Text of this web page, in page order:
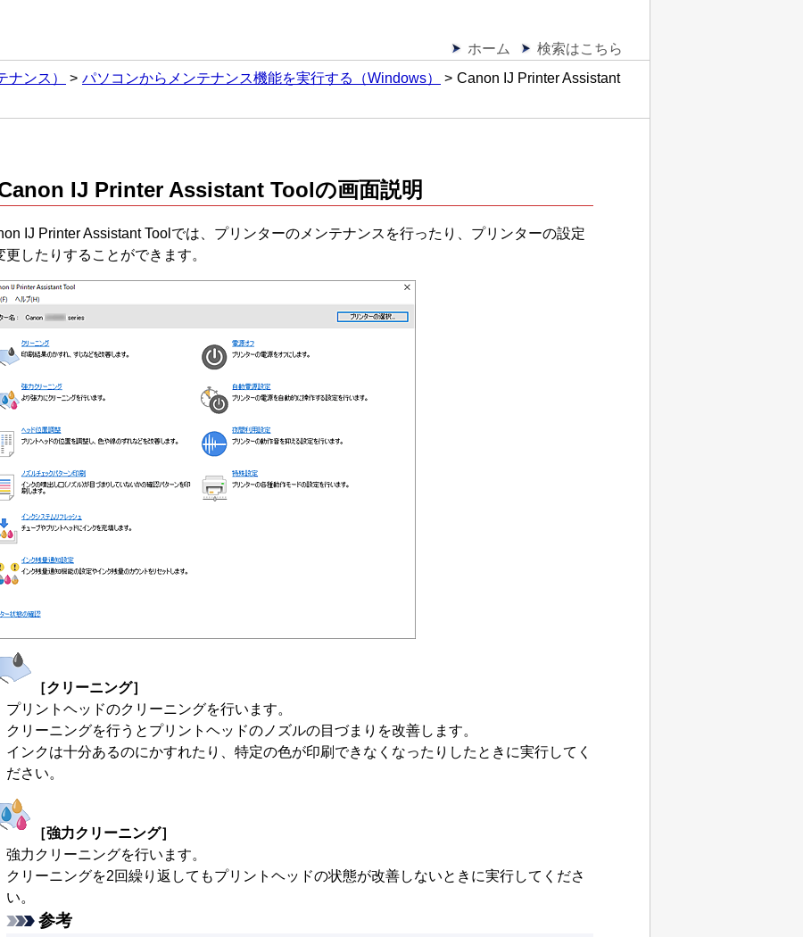
ホーム
検索はこちら
ナンス） パソコンからメンテナンス機能を実行する（Windows）
Canon IJ Printer Assistant
IJ Printer Assistant Toolの画面説明
IJ Printer Assistant Tool では、プリンターのメンテナンスを行ったり、プリンターの設定
更したりすることができます。
［クリーニング］
プリントヘッドのクリーニングを行います。
クリーニングを行うと プリントヘッドのノズルの目づまりを改善します。
インクは十分あるのにかすれたり、特定の色が印刷できなくなったりしたときに実行してく
ださい。
［強力クリーニング］
強力クリーニングを行います。
クリーニングを2回繰り返してもプリントヘッドの状態が改善しないときに実行してくださ
い。
参考